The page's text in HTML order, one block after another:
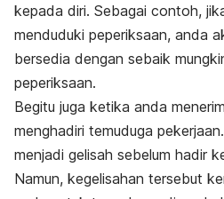
kepada diri. Sebagai contoh,
menduduki peperiksaan, anda
bersedia dengan sebaik
peperiksaan.
Begitu juga ketika anda
menghadiri temuduga
menjadi gelisah sebelum hadir
Namun, kegelisahan tersebut